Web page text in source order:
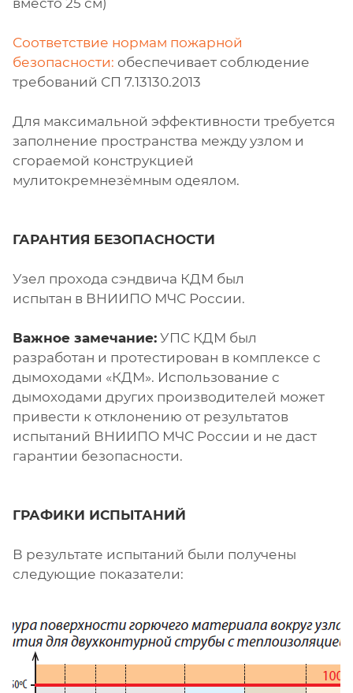
вместо 25 см)
Соответствие нормам пожарной
безопасности: обеспечивает соблюдение
требований СП 7.13130.2013
Для максимальной эффективности требуется
заполнение пространства между узлом и
сгораемой конструкцией
мулитокремнезёмным одеялом.
ГАРАНТИЯ БЕЗОПАСНОСТИ
Узел прохода сэндвича КДМ был
испытан в ВНИИПО МЧС России.
Важное замечание: УПС КДМ был
разработан и протестирован в комплексе с
дымоходами «КДМ». Использование с
дымоходами других производителей может
привести к отклонению от результатов
испытаний ВНИИПО МЧС России и не даст
гарантии безопасности.
ГРАФИКИ ИСПЫТАНИЙ
В результате испытаний были получены
следующие показатели: